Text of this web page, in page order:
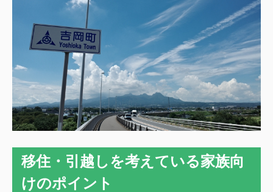
移住・引越しを考えている家族向
けのポイント